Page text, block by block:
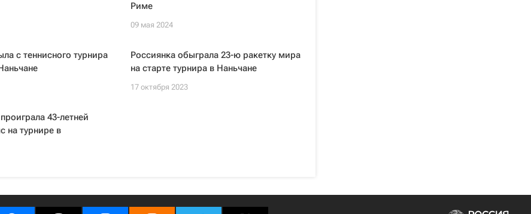
Риме
09 мая 2024
с теннисного турнира
Россиянка обыграла 23-ю ракетку мира
на старте турнира в Наньчане
17 октября 2023
43-летней
на турнире в